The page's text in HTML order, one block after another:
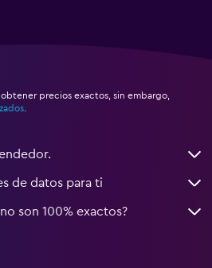
precios exactos, sin embargo,
de datos para ti
son 100% exactos?